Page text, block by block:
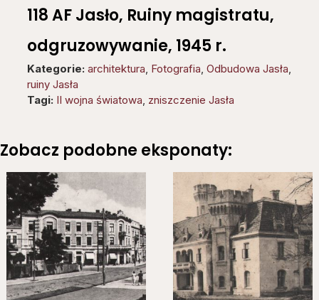
118 AF Jasło, Ruiny magistratu,
odgruzowywanie, 1945 r.
Kategorie: architektura Fotografia Odbudowa Jasła
ruiny Jasła
Tagi: II wojna światowa zniszczenie Jasła
Zobacz podobne eksponaty: